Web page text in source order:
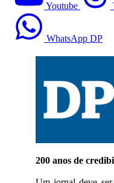
Youtube
WhatsApp DP
200 anos de